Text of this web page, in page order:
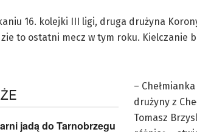
16. kolejki III ligi, druga drużyna
to ostatni mecz w tym roku. Kielczanie
jadą do Tarnobrzegu
–
drużyny z
Tomasz